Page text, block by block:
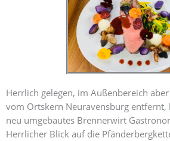
Herrlich gelegen, im Außenbereich
vom Ortskern Neuravensburg entfernt,
neu umgebautes Brennerwirt
Herrlicher Blick auf die